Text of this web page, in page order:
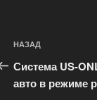
Навигация
по
записям
Предыдущая
запись:
НАЗАД
Система US-
авто в режиме